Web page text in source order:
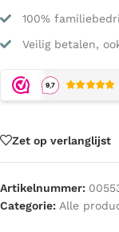
100%
Veilig betalen,
Zet op verlanglijst
Artikelnummer:
Categorie: Alle